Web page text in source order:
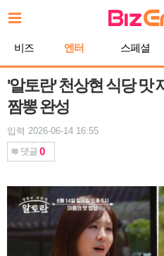
문
비즈 엔터 스페셜
'알토란' 천상현 식당 맛
짬뽕 완성
입력 2026-06-14 16:55
댓글 0